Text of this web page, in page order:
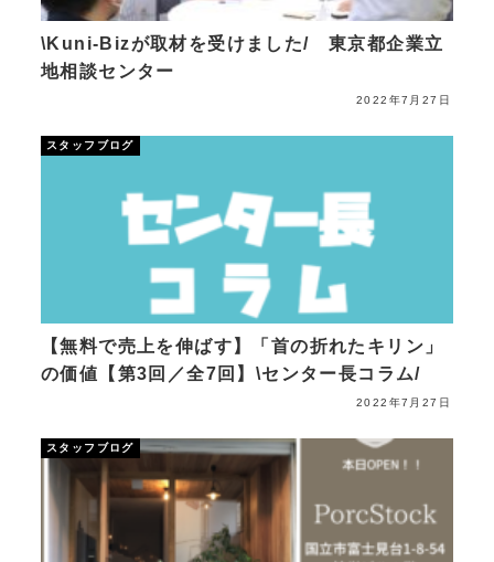
\Kuni-Bizが取材を受けました/ 東京都企業立
地相談センター
2022年7月27日
スタッフブログ
【無料で売上を伸ばす】「首の折れたキリン」
の価値【第3回／全7回】\センター長コラム/
2022年7月27日
スタッフブログ